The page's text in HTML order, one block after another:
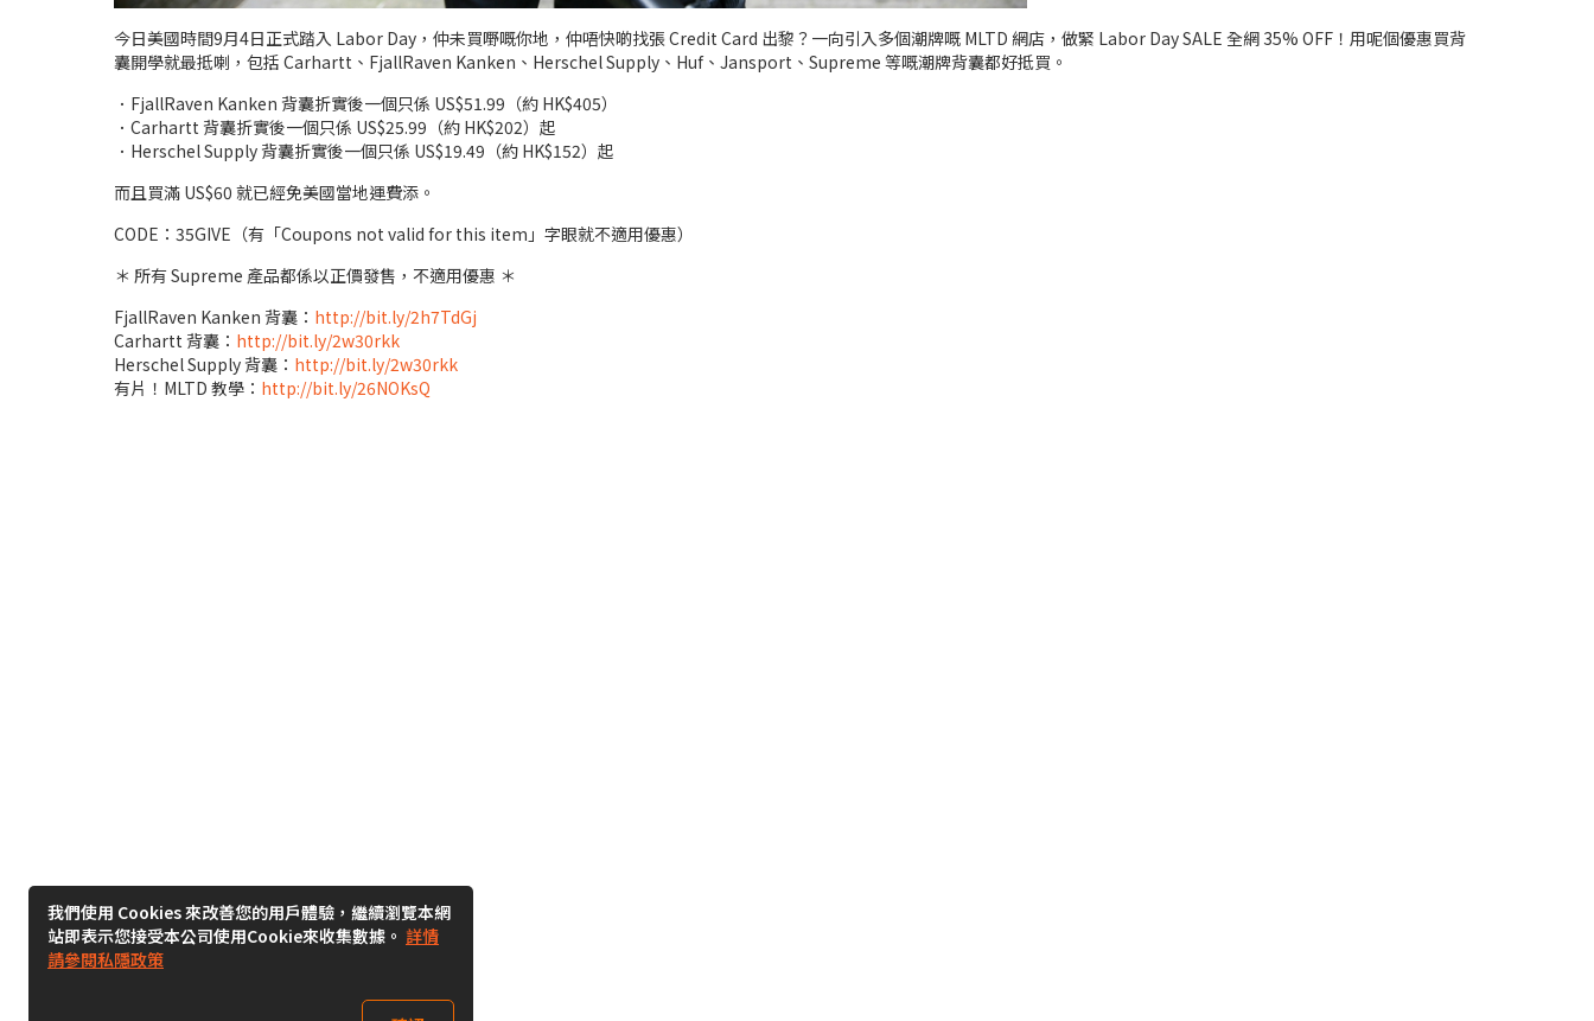
今日美國時間9月4日正式踏入 Labor Day，仲未買嘢嘅你地，仲唔快啲找張 Credit Card 出黎？一向引入多個潮牌嘅 MLTD 網店，做緊 Labor Day SALE 全網 35% OFF！用呢個優惠買背
囊開學就最抵喇，包括 Carhartt、FjallRaven Kanken、Herschel Supply、Huf、Jansport、Supreme 等嘅潮牌背囊都好抵買。
．FjallRaven Kanken 背囊折實後一個只係 US$51.99（約 HK$405）
．Carhartt 背囊折實後一個只係 US$25.99（約 HK$202）起
．Herschel Supply 背囊折實後一個只係 US$19.49（約 HK$152）起
而且買滿 US$60 就已經免美國當地運費添。
CODE：35GIVE（有「Coupons not valid for this item」字眼就不適用優惠）
＊ 所有 Supreme 產品都係以正價發售，不適用優惠 ＊
FjallRaven Kanken 背囊： http://bit.ly/2h7TdGj
Carhartt 背囊： http://bit.ly/2w30rkk
Herschel Supply 背囊： http://bit.ly/2w30rkk
有片！MLTD 教學： http://bit.ly/26NOKsQ
我們使用 Cookies 來改善您的用戶體驗，繼續瀏覽本網
站即表示您接受本公司使用Cookie來收集數據。 詳情
請參閱私隱政策